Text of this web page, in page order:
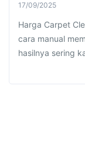
17/09/2025
Harga Carpet
cara manual
hasilnya sering